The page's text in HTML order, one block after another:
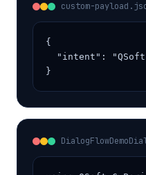
custom-
{
"intent":
}